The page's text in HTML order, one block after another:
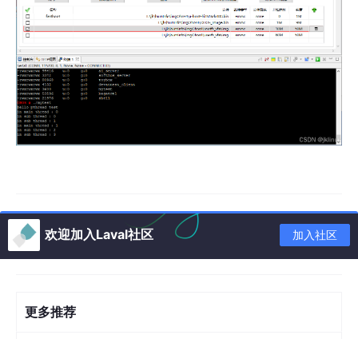
欢迎加入Laval社区 加入社区
更多推荐